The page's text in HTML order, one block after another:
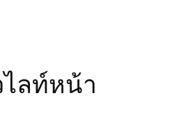
ลท์หน้า